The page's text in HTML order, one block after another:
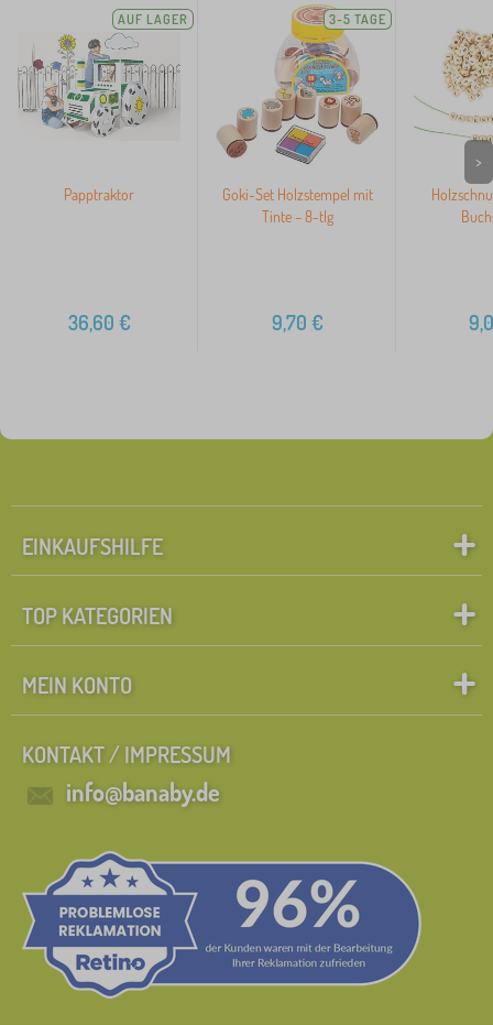
AUF LAGER
Papptraktor
36,60 €
3-5 TAGE
Goki-Set Holzstempel mit
Tinte – 8-tlg
9,70 €
>
EINKAUFSHILFE
TOP KATEGORIEN
MEIN KONTO
KONTAKT / IMPRESSUM
info@banaby.de